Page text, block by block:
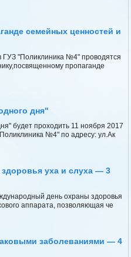
семейных ценностей и
ГУЗ "Поликлиника №4" проводятся
пропаганде
дня"
будет проходить 11 ноября 2017
№4" по адресу: ул.Ак
уха и слуха — 3
день охраны здоровья
аппарата, позволяющая че
заболеваниями — 4